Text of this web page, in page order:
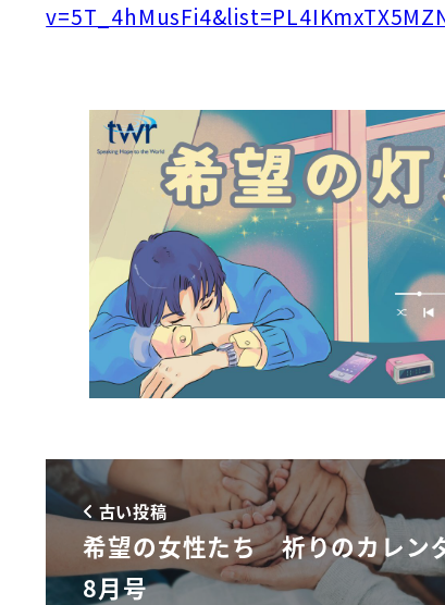
古い投稿
希望の女性たち 祈りのカレン
8月号